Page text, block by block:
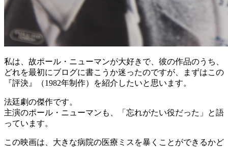
私は、故ポール・ニューマンが大好きで、彼の作品のうち、
どれを最初にブログに書こうか迷ったのですが、まずはこの
『評決』（1982年制作）を紹介したいと思います。
法廷劇の傑作です。
主演のポール・ニューマンも、「忘れがたい役だった」と語
っています。
この映画は、大きな病院の医療ミスを暴くことができるかど